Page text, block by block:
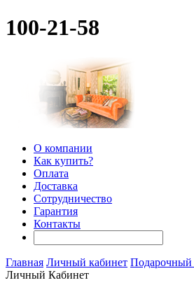
100-21-58
О компании
Как купить?
Оплата
Доставка
Сотрудничество
Гарантия
Контакты
Главная Личный кабинет Подарочный
Личный Кабинет